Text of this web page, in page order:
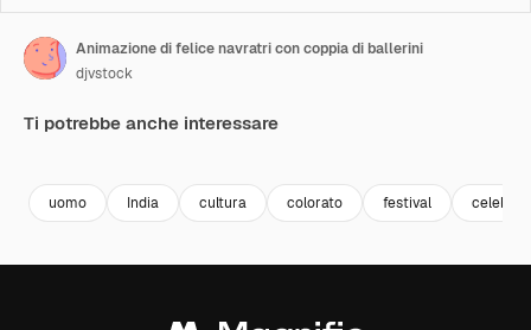
Animazione di felice navratri con coppia di ballerini
djvstock
Ti potrebbe anche interessare
uomo India cultura colorato festival